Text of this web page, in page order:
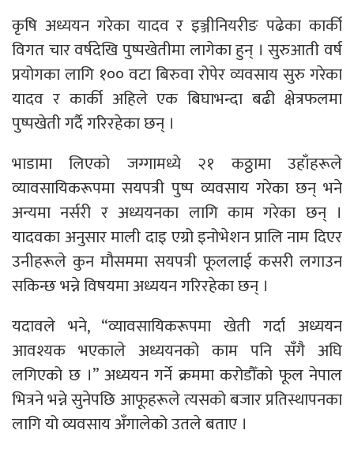
कृषि अध्ययन गरेका यादव र इञ्जीनियरीङ पढेका कार्की
विगत चार वर्षदेखि पुष्पखेतीमा लागेका हुन् । सुरुआती वर्ष
प्रयोगका लागि १०० वटा बिरुवा रोपेर व्यवसाय सुरु गरेका
यादव र कार्की अहिले एक बिघाभन्दा बढी क्षेत्रफलमा
पुष्पखेती गर्दै गरिरहेका छन् ।
भाडामा लिएको जग्गामध्ये २१ कठ्ठामा उहाँहरूले
व्यावसायिकरूपमा सयपत्री पुष्प व्यवसाय गरेका छन् भने
अन्यमा नर्सरी र अध्ययनका लागि काम गरेका छन् ।
यादवका अनुसार माली दाइ एग्रो इनोभेशन प्रालि नाम दिएर
उनीहरूले कुन मौसममा सयपत्री फूललाई कसरी लगाउन
सकिन्छ भन्ने विषयमा अध्ययन गरिरहेका छन् ।
यदावले भने, “व्यावसायिकरूपमा खेती गर्दा अध्ययन
आवश्यक भएकाले अध्ययनको काम पनि सँगै अघि
लगिएको छ ।” अध्ययन गर्ने क्रममा करोडौँको फूल नेपाल
भित्रने भन्ने सुनेपछि आफूहरूले त्यसको बजार प्रतिस्थापनका
लागि यो व्यवसाय अँगालेको उतले बताए ।